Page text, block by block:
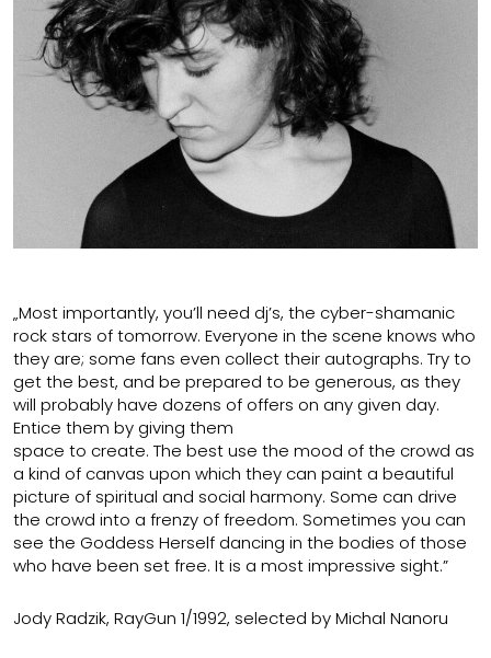
„Most importantly, you’ll need dj’s, the cyber-shamanic
rock stars of tomorrow. Everyone in the scene knows who
they are; some fans even collect their autographs. Try to
get the best, and be prepared to be generous, as they
will probably have dozens of offers on any given day.
Entice them by giving them
space to create. The best use the mood of the crowd as
a kind of canvas upon which they can paint a beautiful
picture of spiritual and social harmony. Some can drive
the crowd into a frenzy of freedom. Sometimes you can
see the Goddess Herself dancing in the bodies of those
who have been set free. It is a most impressive sight.”
Jody Radzik, RayGun 1/1992, selected by Michal Nanoru